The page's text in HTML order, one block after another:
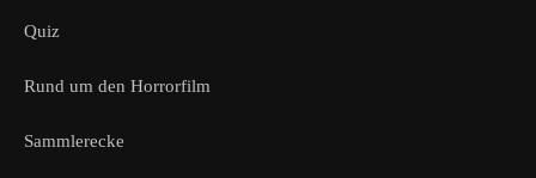
Quiz
Rund um den Horrorfilm
Sammlerecke